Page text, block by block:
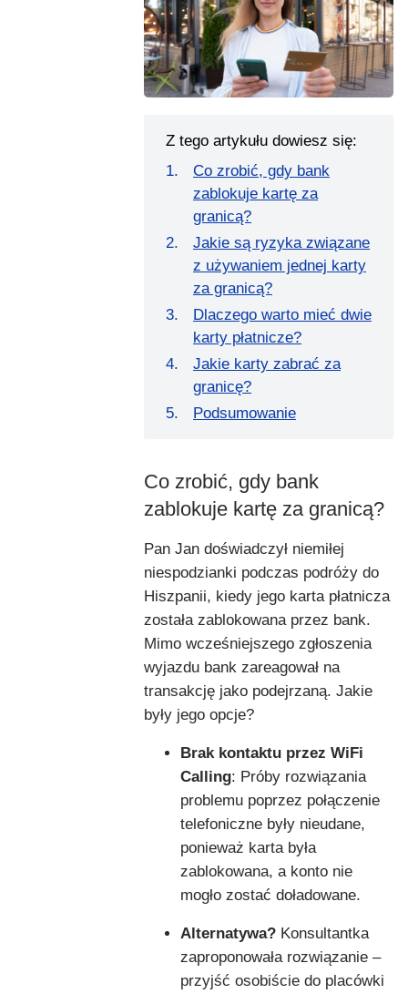
Z tego artykułu dowiesz się:
Co zrobić, gdy bank
zablokuje kartę za
granicą?
Jakie są ryzyka związane
z używaniem jednej karty
za granicą?
Dlaczego warto mieć dwie
karty płatnicze?
Jakie karty zabrać za
granicę?
Podsumowanie
Co zrobić, gdy bank
zablokuje kartę za granicą?
Pan Jan doświadczył niemiłej
niespodzianki podczas podróży do
Hiszpanii, kiedy jego karta płatnicza
została zablokowana przez bank.
Mimo wcześniejszego zgłoszenia
wyjazdu bank zareagował na
transakcję jako podejrzaną. Jakie
były jego opcje?
Brak kontaktu przez WiFi
Calling: Próby rozwiązania
problemu poprzez połączenie
telefoniczne były nieudane,
ponieważ karta była
zablokowana, a konto nie
mogło zostać doładowane.
Alternatywa? Konsultantka
zaproponowała rozwiązanie –
przyjść osobiście do placówki